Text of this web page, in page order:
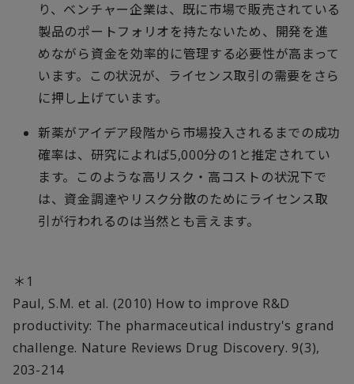
り、ベンチャー企業は、既に市場で販売されている
製品のポートフォリオを持たないため、開発を進
めながら資金を効率的に管理する必要性が高まって
います。この状況が、ライセンス取引の需要をさら
に押し上げています。
新薬がアイデア段階から市場投入されるまでの成功
確率は、研究によれば5,000分の1と推定されてい
ます。このような高リスク・高コストの状況下で
は、資金調達やリスク分散のためにライセンス取
引が行われるのは当然とも言えます。
＊1
Paul, S.M. et al. (2010) How to improve R&D
productivity: The pharmaceutical industry's grand
challenge. Nature Reviews Drug Discovery. 9(3),
203-214